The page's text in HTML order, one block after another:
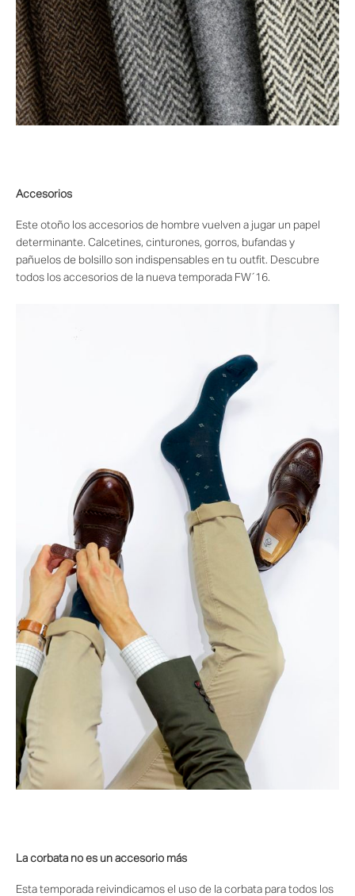
Accesorios
Este otoño los accesorios de hombre vuelven a jugar un papel
determinante. Calcetines, cinturones, gorros, bufandas y
pañuelos de bolsillo son indispensables en tu outfit. Descubre
todos los accesorios de la nueva temporada FW´16.
La corbata no es un accesorio más
Esta temporada reivindicamos el uso de la corbata para todos los